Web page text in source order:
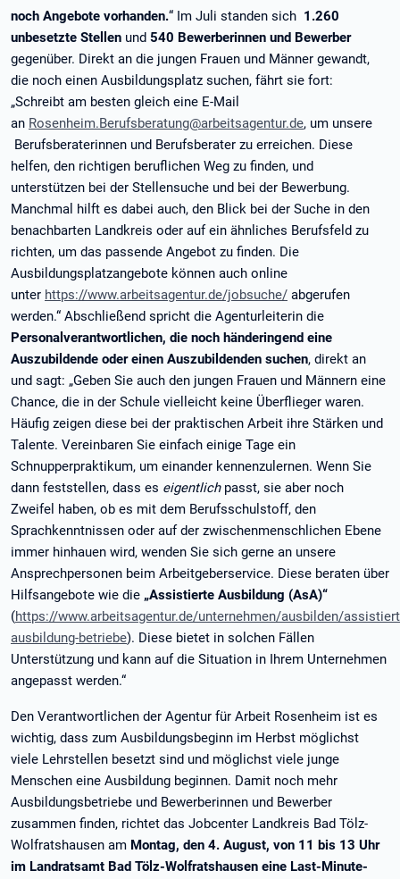
noch Angebote vorhanden.“ Im Juli standen sich 1.260
unbesetzte Stellen und 540 Bewerberinnen und Bewerber
gegenüber. Direkt an die jungen Frauen und Männer gewandt,
die noch einen Ausbildungsplatz suchen, fährt sie fort:
„Schreibt am besten gleich eine E-Mail
an Rosenheim.Berufsberatung@arbeitsagentur.de, um unsere
Berufsberaterinnen und Berufsberater zu erreichen. Diese
helfen, den richtigen beruflichen Weg zu finden, und
unterstützen bei der Stellensuche und bei der Bewerbung.
Manchmal hilft es dabei auch, den Blick bei der Suche in den
benachbarten Landkreis oder auf ein ähnliches Berufsfeld zu
richten, um das passende Angebot zu finden. Die
Ausbildungsplatzangebote können auch online
unter https://www.arbeitsagentur.de/jobsuche/ abgerufen
werden.“ Abschließend spricht die Agenturleiterin die
Personalverantwortlichen, die noch händeringend eine
Auszubildende oder einen Auszubildenden suchen, direkt an
und sagt: „Geben Sie auch den jungen Frauen und Männern eine
Chance, die in der Schule vielleicht keine Überflieger waren.
Häufig zeigen diese bei der praktischen Arbeit ihre Stärken und
Talente. Vereinbaren Sie einfach einige Tage ein
Schnupperpraktikum, um einander kennenzulernen. Wenn Sie
dann feststellen, dass es eigentlich passt, sie aber noch
Zweifel haben, ob es mit dem Berufsschulstoff, den
Sprachkenntnissen oder auf der zwischenmenschlichen Ebene
immer hinhauen wird, wenden Sie sich gerne an unsere
Ansprechpersonen beim Arbeitgeberservice. Diese beraten über
Hilfsangebote wie die „Assistierte Ausbildung (AsA)“
(https://www.arbeitsagentur.de/unternehmen/ausbilden/
ausbildung-betriebe). Diese bietet in solchen Fällen
Unterstützung und kann auf die Situation in Ihrem Unternehmen
angepasst werden.“
Den Verantwortlichen der Agentur für Arbeit Rosenheim ist es
wichtig, dass zum Ausbildungsbeginn im Herbst möglichst
viele Lehrstellen besetzt sind und möglichst viele junge
Menschen eine Ausbildung beginnen. Damit noch mehr
Ausbildungsbetriebe und Bewerberinnen und Bewerber
zusammen finden, richtet das Jobcenter Landkreis Bad Tölz-
Wolfratshausen am Montag, den 4. August, von 11 bis 13 Uhr
im Landratsamt Bad Tölz-Wolfratshausen eine Last-Minute-